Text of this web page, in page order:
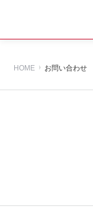
HOME お問い合わせ